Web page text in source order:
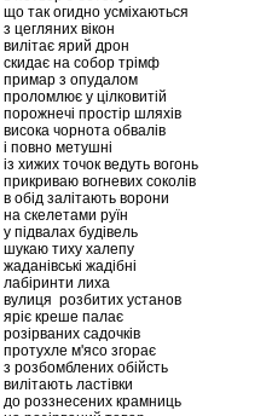
що так огидно усміхаються
з цегляних вікон
вилітає ярий дрон
скидає на собор трімф
примар з опудалом
проломлює у цілковитій
порожнечі простір шляхів
висока чорнота обвалів
і повно метушні
із хижих точок ведуть вогонь
прикриваю вогневих соколів
в обід залітають ворони
на скелетами руїн
у підвалах будівель
шукаю тиху халепу
жаданівські жадібні
лабіринти лиха
вулиця розбитих установ
яріє креше палає
розірваних садочків
протухле м'ясо згорає
з розбомблених обійсть
вилітають ластівки
до роззнесених крамниць